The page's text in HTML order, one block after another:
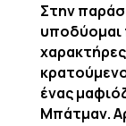
Στην
υποδύομαι
ένας
Μπάτμαν.